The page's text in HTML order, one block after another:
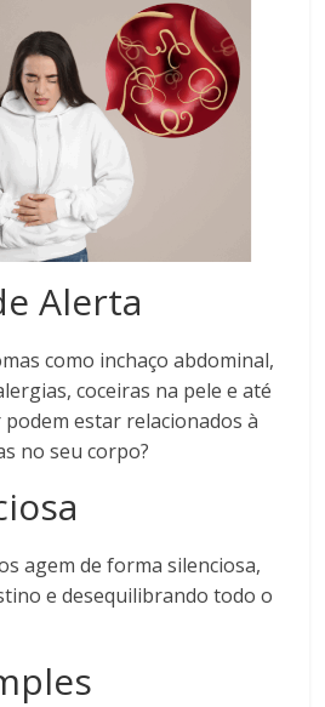
Alerta
como inchaço abdominal,
coceiras na pele e até
estar relacionados à
no seu corpo?
agem de forma silenciosa,
e desequilibrando todo o